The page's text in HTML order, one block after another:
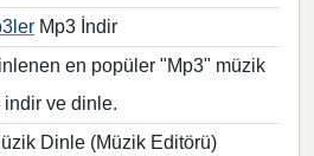
Mp3 İndir
en popüler "Mp3" müzik
indir ve dinle.
Dinle (Müzik Editörü)